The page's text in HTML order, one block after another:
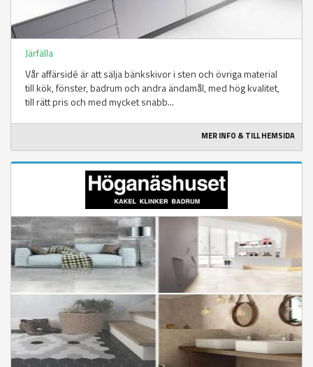
Järfälla
Vår affärsidé är att sälja bänkskivor i sten och övriga material
till kök, fönster, badrum och andra ändamål, med hög kvalitet,
till rätt pris och med mycket snabb...
MER INFO & TILL HEMSIDA